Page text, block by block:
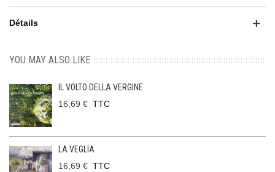
Détails
YOU MAY ALSO LIKE
IL VOLTO DELLA VERGINE
16,69 € TTC
LA VEGLIA
16,69 € TTC